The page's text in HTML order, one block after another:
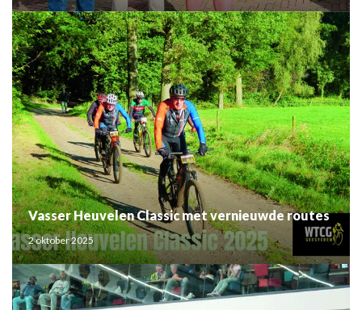
Vasser Heuvelen Classic met vernieuwde routes
2 oktober 2025